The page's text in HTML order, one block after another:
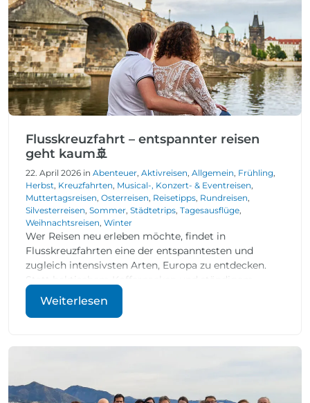
Flusskreuzfahrt – entspannter reisen
geht kaum🚢
22. April 2026 in Abenteuer, Aktivreisen, Allgemein, Frühling,
Herbst, Kreuzfahrten, Musical-, Konzert- & Eventreisen,
Muttertagsreisen, Osterreisen, Reisetipps, Rundreisen,
Silvesterreisen, Sommer, Städtetrips, Tagesausflüge,
Weihnachtsreisen, Winter
Wer Reisen neu erleben möchte, findet in
Flusskreuzfahrten eine der entspanntesten und
zugleich intensivsten Arten, Europa zu entdecken.
Statt hektischem Kofferpacken und ständigem
Hotelwechsel gleitet man komfortabel von Ort zu
Ort – mit ständig wechselnden Ausblicken direkt vor
Weiterlesen